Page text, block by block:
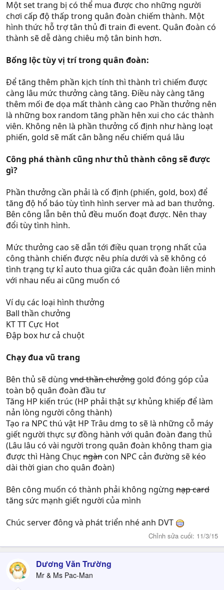
Một set trang bị có thể mua được cho những người
chơi cấp độ thấp trong quân đoàn chiếm thành. Một
hình thức hỗ trợ tân thủ đi train đi event. Quân đoàn có
thành sẽ dễ dàng chiêu mộ tân binh hơn.
Bổng lộc tùy vị trí trong quân đoàn:
Để tăng thêm phần kịch tính thì thành trì chiếm được
càng lâu mức thưởng càng tăng. Điều này càng tăng
thêm mối đe dọa mất thành càng cao Phần thưởng nên
là những box random tăng phần hên xui cho các thành
viên. Không nên là phần thưởng cố định như hàng loạt
phiến, gold sẽ mất cân bằng nếu chiếm quá lâu
Công phá thành cũng như thủ thành công sẽ được
gì?
Phần thưởng cần phải là cố định (phiến, gold, box) để
tăng độ hổ báo tùy tình hình server mà ad ban thưởng.
Bên công lẫn bên thủ đều muốn đoạt được. Nên thay
đổi tùy tình hình.
Mức thưởng cao sẽ dẫn tới điều quan trọng nhất của
công thành chiến được nêu phía dưới và sẽ không có
tình trạng tự kỉ auto thua giữa các quân đoàn liên minh
với nhau nếu ai cũng muốn có
Ví dụ các loại hình thưởng
Ball thần chưởng
KT TT Cực Hot
Đập box hư cả chuột
Chạy đua vũ trang
Bên thủ sẽ dùng vnd thần chưởng gold đóng góp của
toàn bộ quân đoàn đầu tư
Tăng HP kiến trúc (HP phải thật sự khủng khiếp để làm
nản lòng người công thành)
Tạo ra NPC thú vật HP Trâu dmg to sẽ là những cỗ máy
giết người thực sự đồng hành với quân đoàn đang thủ
(Lâu lâu có vài người trong quân đoàn không tham gia
được thì Hàng Chục ngàncon NPC cản đường sẽ kéo
dài thời gian cho quân đoàn)
Bên công muốn có thành phải không ngừng nạp card
tăng sức mạnh giết người của mình
Chúc server đông và phát triển nhé anh DVT
Chỉnh sửa cuối: 11/3/15
Dương Văn Trường
Mr & Ms Pac-Man